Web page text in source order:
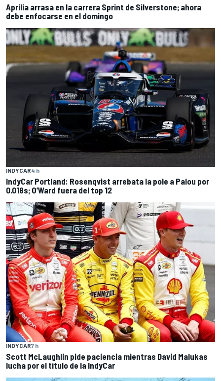
Aprilia arrasa en la carrera Sprint de Silverstone; ahora
debe enfocarse en el domingo
INDYCAR4 h
IndyCar Portland: Rosenqvist arrebata la pole a Palou por
0.018s; O’Ward fuera del top 12
INDYCAR7 h
Scott McLaughlin pide paciencia mientras David Malukas
lucha por el título de la IndyCar